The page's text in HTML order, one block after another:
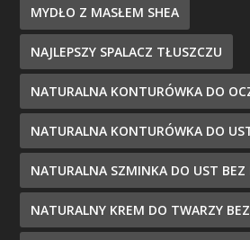
MYDŁO Z MASŁEM SHEA
NAJLEPSZY SPALACZ TŁUSZCZU
NATURALNA KONTURÓWKA DO
NATURALNA KONTURÓWKA DO
NATURALNA SZMINKA DO UST BEZ
NATURALNY KREM DO TWARZY